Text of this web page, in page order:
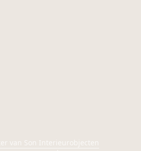
van Son Interieurobjecten